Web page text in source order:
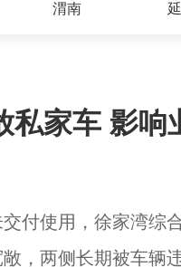
渭南
私家车 影响
付使用，徐家湾综
，两侧长期被车辆